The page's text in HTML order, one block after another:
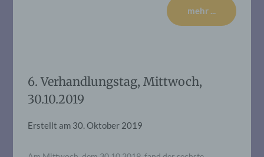
mehr ...
6. Verhandlungstag, Mittwoch,
30.10.2019
Erstellt am 30. Oktober 2019